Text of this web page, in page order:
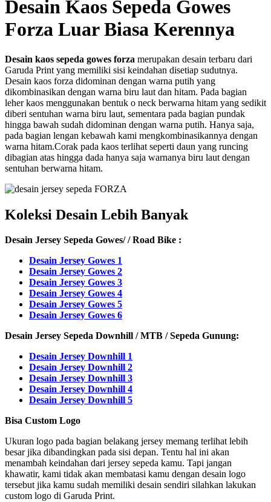
Desain Kaos Sepeda Gowes
Forza Luar Biasa Kerennya
Desain kaos sepeda gowes forza merupakan desain terbaru dari
Garuda Print yang memiliki sisi keindahan disetiap sudutnya.
Desain kaos forza didominan dengan warna putih yang
dikombinasikan dengan warna biru laut dan hitam. Pada bagian
leher kaos menggunakan bentuk o neck berwarna hitam yang sedikit
diberi sentuhan warna biru laut, sementara pada bagian pundak
hingga bawah sudah didominan dengan warna putih. Hanya saja,
pada bagian lengan kebawah kami mengkombinasikannya dengan
warna hitam.Corak pada kaos terlihat seperti daun yang runcing
dibagian atas hingga dada hanya saja warnanya biru laut dengan
sentuhan berwarna hitam.
Koleksi Desain Lebih Banyak
Desain Jersey Sepeda Gowes/ / Road Bike :
Desain Jersey Gowes 1
Desain Jersey Gowes 2
Desain Jersey Gowes 3
Desain Jersey Gowes 4
Desain Jersey Gowes 5
Desain Jersey Gowes 6
Desain Jersey Sepeda Downhill / MTB / Sepeda Gunung:
Desain Jersey Downhill 1
Desain Jersey Downhill 2
Desain Jersey Downhill 3
Desain Jersey Downhill 4
Desain Jersey Downhill 5
Bisa Custom Logo
Ukuran logo pada bagian belakang jersey memang terlihat lebih
besar jika dibandingkan pada sisi depan. Tentu hal ini akan
menambah keindahan dari jersey sepeda kamu. Tapi jangan
khawatir, kami tidak akan membatasi kamu dengan desain logo
tersebut jika kamu sudah memiliki desain sendiri silahkan lakukan
custom logo di Garuda Print.